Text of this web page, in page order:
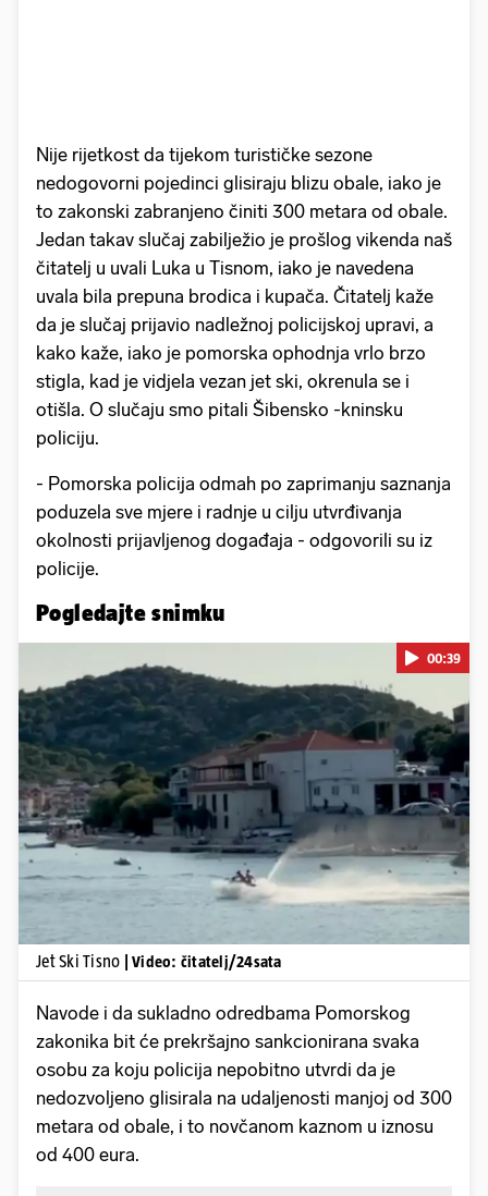
Nije rijetkost da tijekom turističke sezone
nedogovorni pojedinci glisiraju blizu obale, iako je
to zakonski zabranjeno činiti 300 metara od obale.
Jedan takav slučaj zabilježio je prošlog vikenda naš
čitatelj u uvali Luka u Tisnom, iako je navedena
uvala bila prepuna brodica i kupača. Čitatelj kaže
da je slučaj prijavio nadležnoj policijskoj upravi, a
kako kaže, iako je pomorska ophodnja vrlo brzo
stigla, kad je vidjela vezan jet ski, okrenula se i
otišla. O slučaju smo pitali Šibensko -kninsku
policiju.
- Pomorska policija odmah po zaprimanju saznanja
poduzela sve mjere i radnje u cilju utvrđivanja
okolnosti prijavljenog događaja - odgovorili su iz
policije.
Pogledajte snimku
Pokretanje videa...
00:39
Jet Ski Tisno | Video: čitatelj/24sata
Navode i da sukladno odredbama Pomorskog
zakonika bit će prekršajno sankcionirana svaka
osobu za koju policija nepobitno utvrdi da je
nedozvoljeno glisirala na udaljenosti manjoj od 300
metara od obale, i to novčanom kaznom u iznosu
od 400 eura.